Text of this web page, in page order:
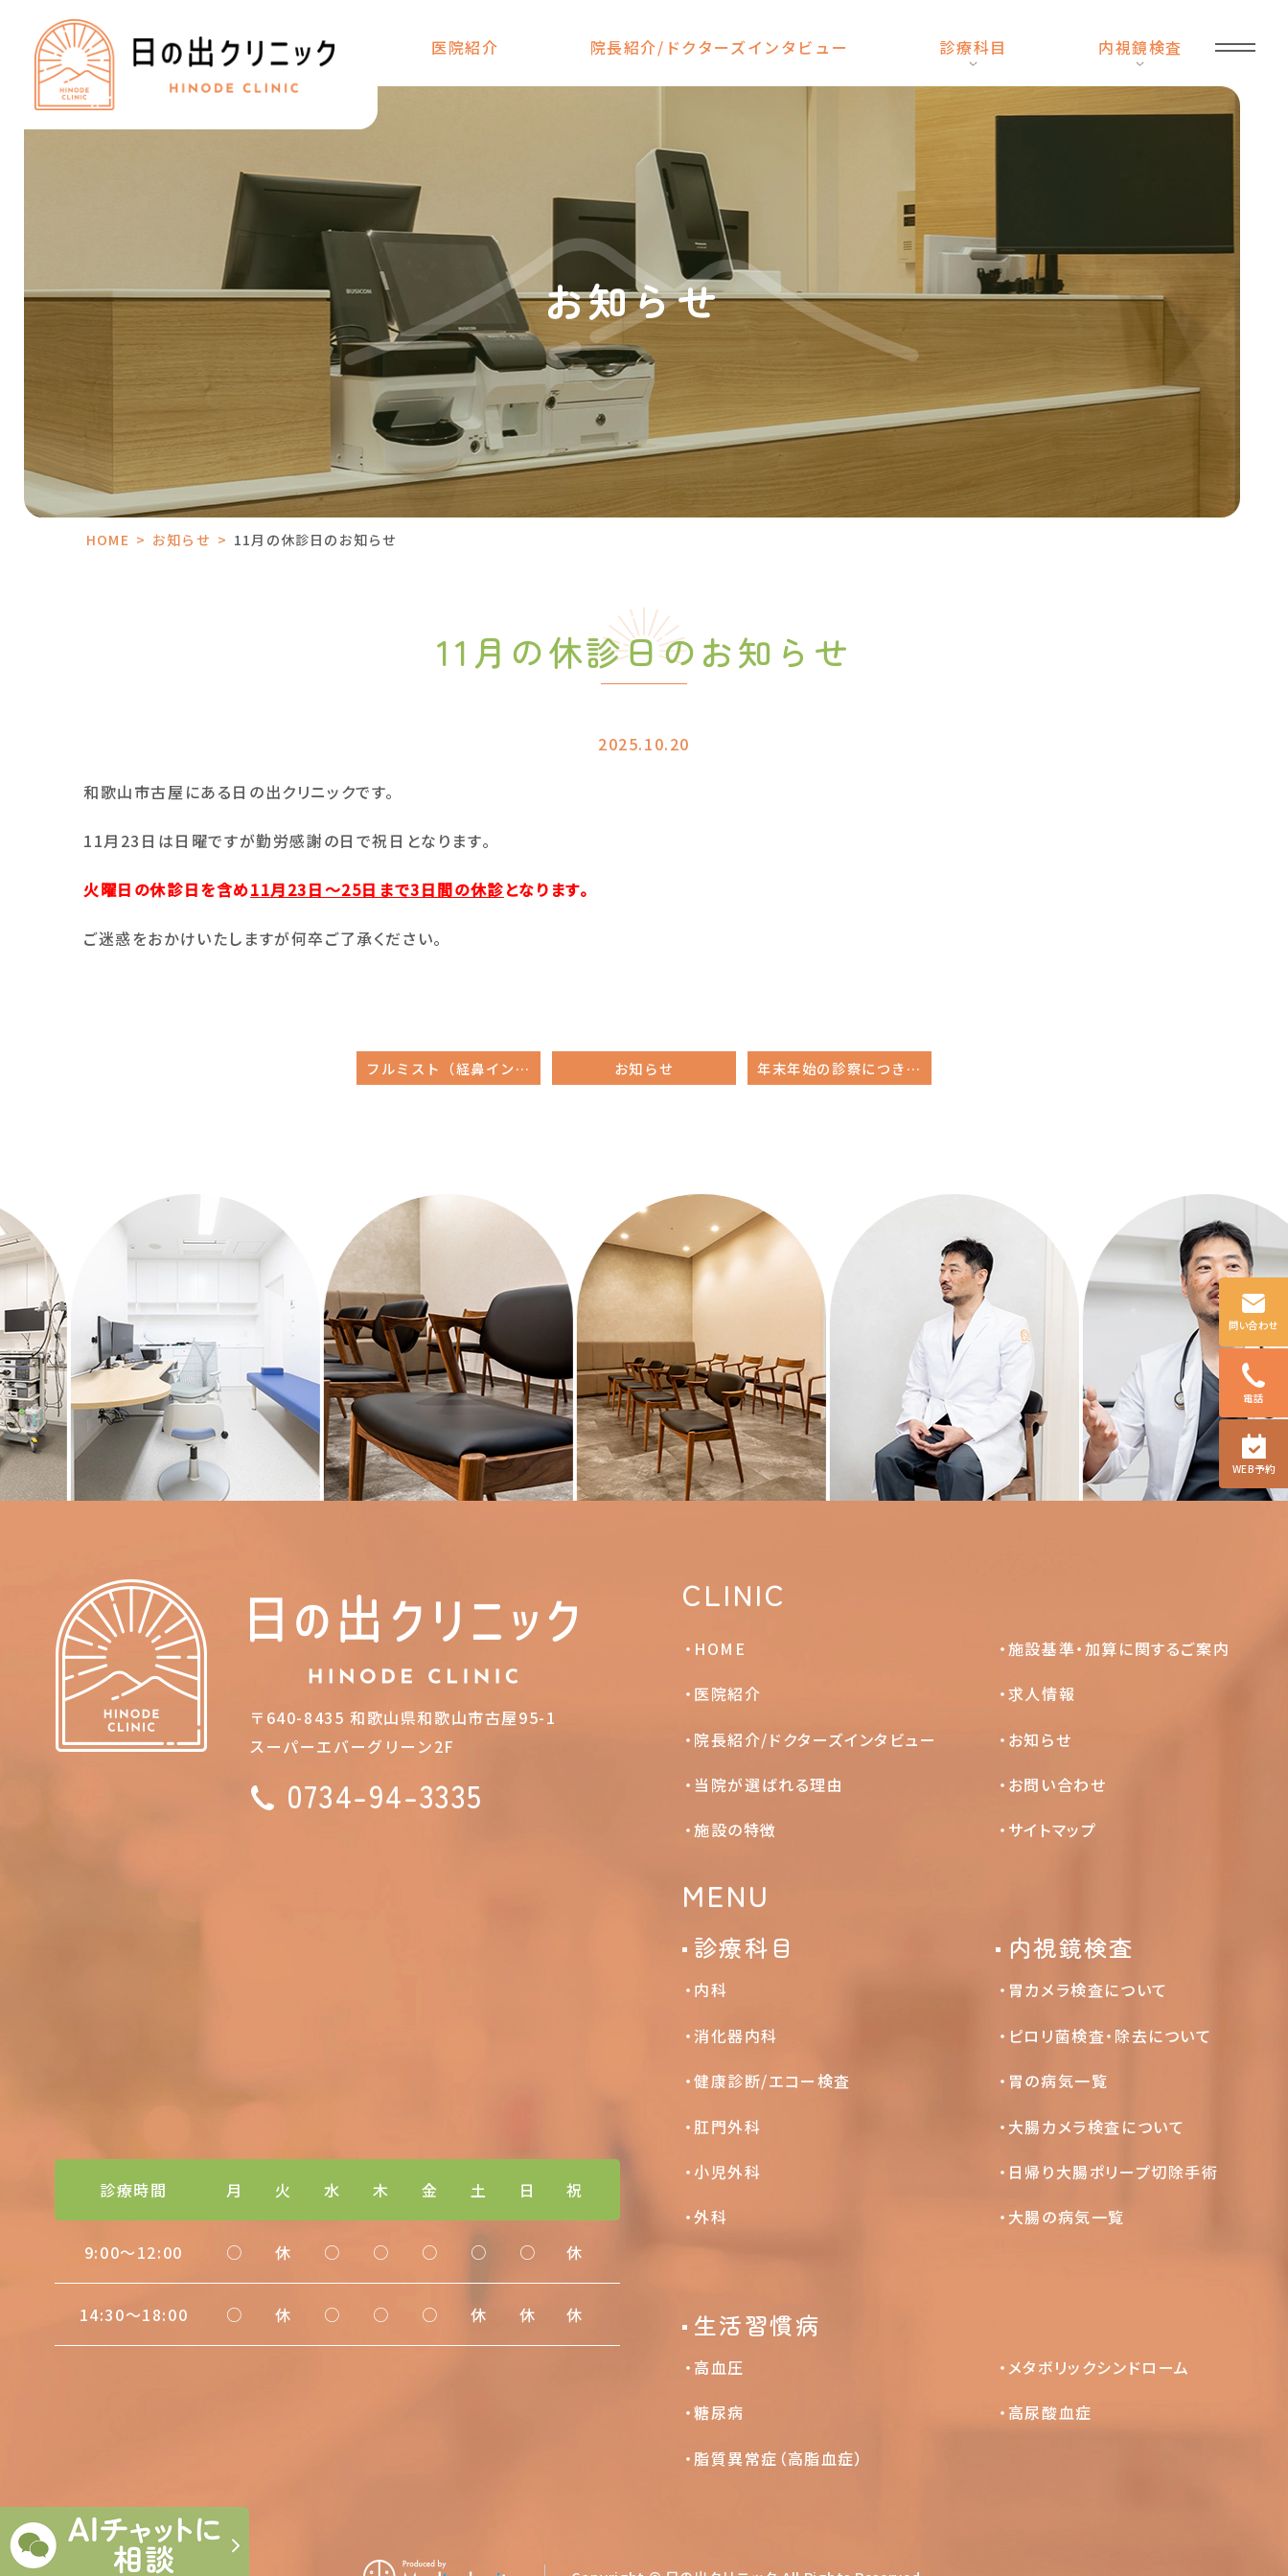
ら
医院紹介 院長紹介/ドクターズインタビュー 診療科目 内視鏡検査
お知らせ
HOME > お知らせ > 11月の休診日のお知らせ
11月の休診日のお知らせ
2025.10.20
和歌山市古屋にある日の出クリニックです。
11月23日は日曜ですが勤労感謝の日で祝日となります。
火曜日の休診日を含め11月23日〜25日まで3日間の休診となります。
ご迷惑をおかけいたしますが何卒ご了承ください。
フルミスト（経鼻インフルエンザ生ワクチン）による予防接種のお知らせ お知らせ 年末年始の診察につきまして
〒640-8435 和歌山県和歌山市古屋95-1
スーパーエバーグリーン2F
0734-94-3335
診療時間 月 火 水 木 金 土 日 祝
9:00〜12:00 ○ 休 ○ ○ ○ ○ ○ 休
14:30〜18:00 ○ 休 ○ ○ ○ 休 休 休
CLINIC
HOME
医院紹介
院長紹介/ドクターズインタビュー
当院が選ばれる理由
施設の特徴
施設基準・加算に関するご案内
求人情報
お知らせ
お問い合わせ
サイトマップ
MENU
診療科目
内科
消化器内科
健康診断/エコー検査
肛門外科
小児外科
外科
内視鏡検査
胃カメラ検査について
ピロリ菌検査・除去について
胃の病気一覧
大腸カメラ検査について
日帰り大腸ポリープ切除手術
大腸の病気一覧
生活習慣病
高血圧
糖尿病
脂質異常症（高脂血症）
メタボリックシンドローム
高尿酸血症
問い合わせ
電話
WEB予約